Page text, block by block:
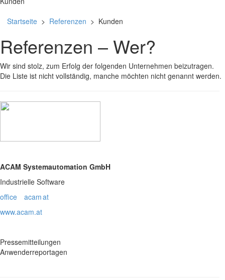
Startseite > Referenzen > Kunden
Referenzen – Wer?
Wir sind stolz, zum Erfolg der folgenden Unternehmen beizutragen.
Die Liste ist nicht vollständig, manche möchten nicht genannt werden.
ACAM Systemautomation GmbH
Industrielle Software
office
acamat
www.acam.at
Pressemitteilungen
Anwenderreportagen